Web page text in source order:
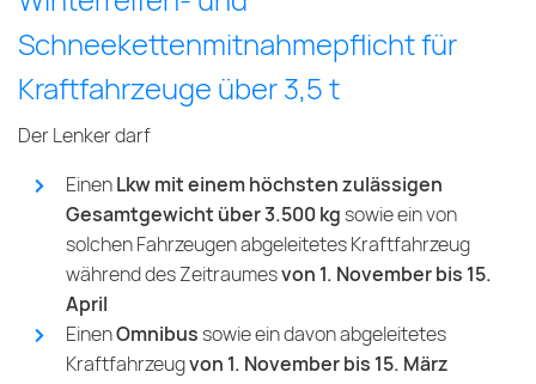
Schneekettenmitnahmepflicht für
Kraftfahrzeuge über 3,5 t
Der Lenker darf
EinenLkw mit einem höchsten zulässigen
Gesamtgewicht über 3.500 kg sowie ein von
solchen Fahrzeugen abgeleitetes Kraftfahrzeug
während des Zeitraumesvon 1. November bis 15.
April
EinenOmnibus sowie ein davon abgeleitetes
Kraftfahrzeugvon 1. November bis 15. März